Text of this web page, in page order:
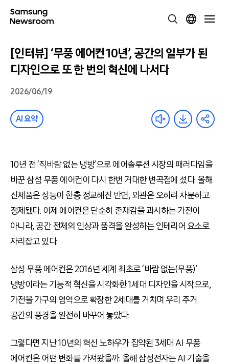
[인터뷰] ‘무풍 에어컨 10년’, 공간의 일부가 된
디자인으로 또 한 번의 혁신에 나서다
2026/06/19
AI 요약
10년 전 ‘직바람 없는 냉방’으로 에어솔루션 시장의 패러다임을
바꾼 삼성 무풍 에어컨이 다시 한번 거대한 변곡점에 섰다. 올해
신제품은 성능이 한층 정교해진 반면, 외관은 오히려 차분하고
정제됐다. 이제 에어컨은 단순히 존재감을 과시하는 가전이
아니라, 공간 전체의 인상과 품격을 완성하는 인테리어 요소로
자리잡고 있다.
삼성 무풍 에어컨은 2016년 세계 최초로 ‘바람 없는(무풍)’
냉방이라는 기능적 혁신을 시각화한 1세대 디자인을 시작으로,
가전을 가구의 영역으로 확장한 2세대를 거치며 우리 주거
공간의 풍경을 완전히 바꾸어 놓았다.
그렇다면 지난 10년의 혁신 노하우가 집약된 3세대 AI 무풍
에어컨은 어떤 변화를 가져왔을까. 올해 삼성전자는 AI 기술을